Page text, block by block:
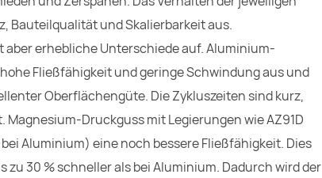
Bauteilqualität und Skalierbarkeit aus.
erhebliche Unterschiede auf. Aluminium-
Fließfähigkeit und geringe Schwindung aus und
Oberflächengüte. Die Zykluszeiten sind kurz,
Druckguss mit Legierungen wie AZ91D
Aluminium) eine noch bessere Fließfähigkeit. Dies
30 % schneller als bei Aluminium. Dadurch wird der